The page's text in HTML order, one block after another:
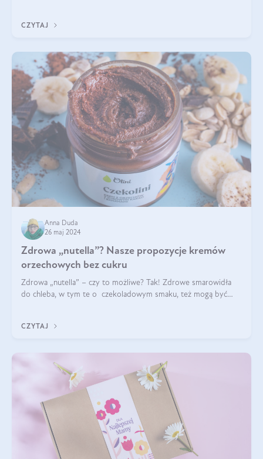
CZYTAJ
Anna Duda
26 maj 2024
Zdrowa „nutella”? Nasze propozycje kremów
orzechowych bez cukru
Zdrowa „nutella” – czy to możliwe? Tak! Zdrowe smarowidła
do chleba, w tym te o czekoladowym smaku, też mogą być
CZYTAJ